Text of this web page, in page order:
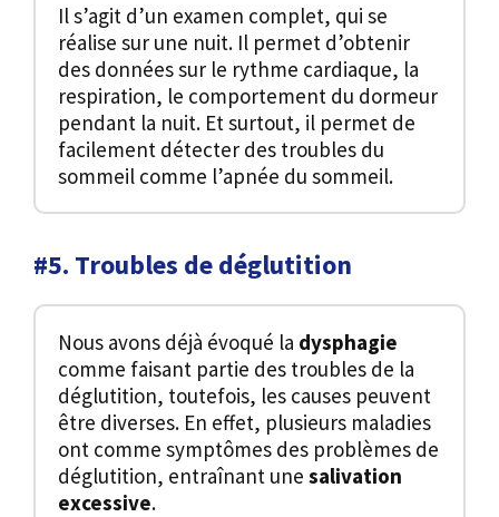
Il s’agit d’un examen complet, qui se
réalise sur une nuit. Il permet d’obtenir
des données sur le rythme cardiaque, la
respiration, le comportement du dormeur
pendant la nuit. Et surtout, il permet de
facilement détecter des troubles du
sommeil comme l’apnée du sommeil.
#5. Troubles de déglutition
Nous avons déjà évoqué la dysphagie
comme faisant partie des troubles de la
déglutition, toutefois, les causes peuvent
être diverses. En effet, plusieurs maladies
ont comme symptômes des problèmes de
déglutition, entraînant une salivation
excessive.